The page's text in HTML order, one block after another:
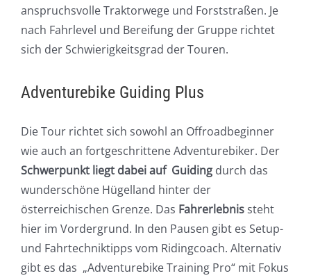
anspruchsvolle Traktorwege und Forststraßen. Je
nach Fahrlevel und Bereifung der Gruppe richtet
sich der Schwierigkeitsgrad der Touren.
Adventurebike Guiding Plus
Die Tour richtet sich sowohl an Offroadbeginner
wie auch an fortgeschrittene Adventurebiker. Der
Schwerpunkt liegt dabei auf Guiding durch das
wunderschöne Hügelland hinter der
österreichischen Grenze. Das Fahrerlebnissteht
hier im Vordergrund. In den Pausen gibt es Setup-
und Fahrtechniktipps vom Ridingcoach. Alternativ
gibt es das „Adventurebike Training Pro“ mit Fokus